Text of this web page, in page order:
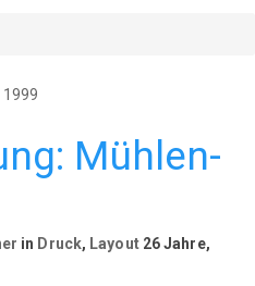
Mühlen-
in Druck, Layout26 Jahre,